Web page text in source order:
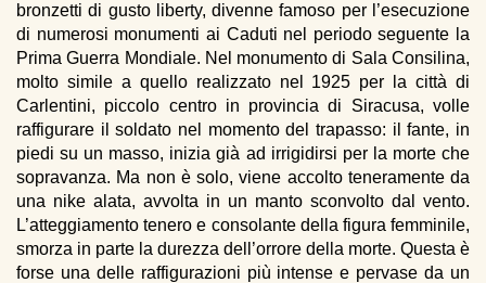
bronzetti di gusto liberty, divenne famoso per l’esecuzione
di numerosi monumenti ai Caduti nel periodo seguente la
Prima Guerra Mondiale. Nel monumento di Sala Consilina,
molto simile a quello realizzato nel 1925 per la città di
Carlentini, piccolo centro in provincia di Siracusa, volle
raffigurare il soldato nel momento del trapasso: il fante, in
piedi su un masso, inizia già ad irrigidirsi per la morte che
sopravanza. Ma non è solo, viene accolto teneramente da
una nike alata, avvolta in un manto sconvolto dal vento.
L’atteggiamento tenero e consolante della figura femminile,
smorza in parte la durezza dell’orrore della morte. Questa è
forse una delle raffigurazioni più intense e pervase da un